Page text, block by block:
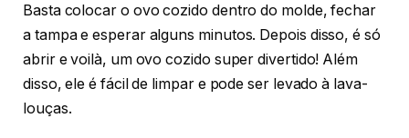
Basta colocar o ovo cozido dentro do molde, fechar
a tampa e esperar alguns minutos. Depois disso, é só
abrir e voilà, um ovo cozido super divertido! Além
disso, ele é fácil de limpar e pode ser levado à lava-
louças.